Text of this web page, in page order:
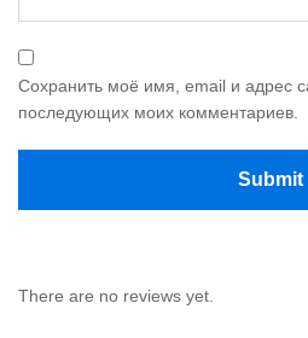
Сохранить моё имя, email и адрес
последующих моих комментариев.
There are no reviews yet.